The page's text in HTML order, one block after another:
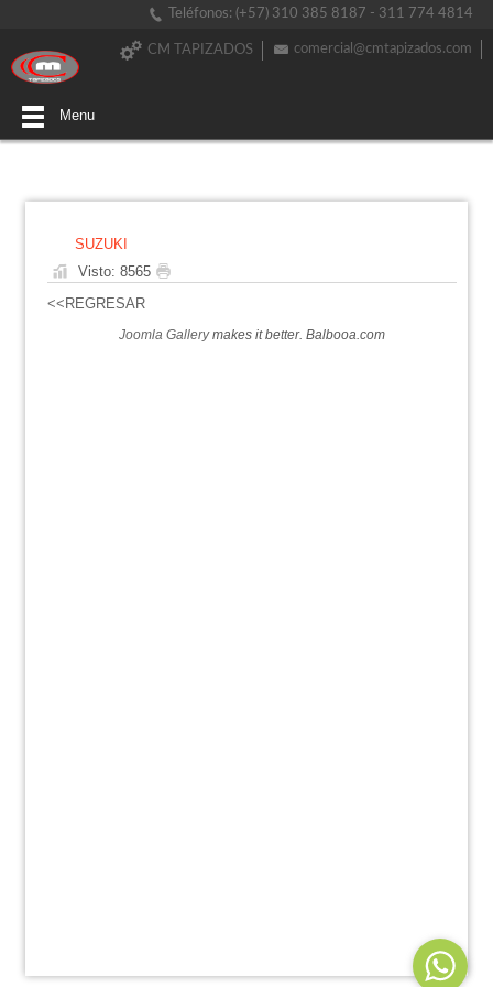
Teléfonos: (+57) 310 385 8187 - 311 774 4814
comercial@cmtapizados.com
CM TAPIZADOS
Menu
SUZUKI
Visto: 8565
<<REGRESAR
Joomla Gallerymakes it better. Balbooa.com